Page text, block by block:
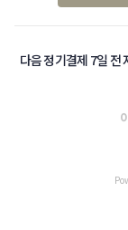
다음 정기결제 7일 전